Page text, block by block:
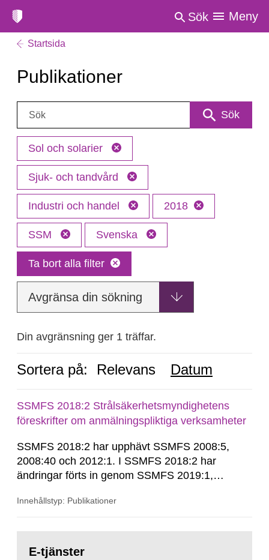
Sök Meny
Startsida
Publikationer
Sök: Sök
Sol och solarier
Sjuk- och tandvård
Industri och handel 2018
SSM Svenska
Ta bort alla filter
Avgränsa din sökning
Din avgränsning ger 1 träffar.
Sortera på: Relevans Datum
SSMFS 2018:2 Strålsäkerhetsmyndighetens
föreskrifter om anmälningspliktiga verksamheter
SSMFS 2018:2 har upphävt SSMFS 2008:5,
2008:40 och 2012:1. I SSMFS 2018:2 har
ändringar förts in genom SSMFS 2019:1,
Innehållstyp: Publikationer
sida:E-tjänster